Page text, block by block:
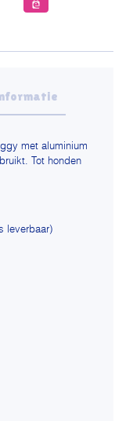
met aluminium
Tot honden
leverbaar)